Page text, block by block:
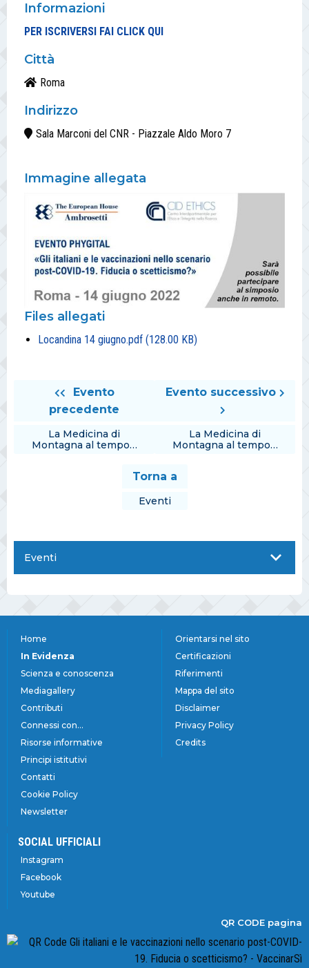
Informazioni
PER ISCRIVERSI FAI CLICK QUI
Città
Roma
Indirizzo
Sala Marconi del CNR - Piazzale Aldo Moro 7
Immagine allegata
Files allegati
Locandina 14 giugno.pdf (128.00 KB)
Evento
precedente
La Medicina di
Montagna al tempo…
Evento successivo
La Medicina di
Montagna al tempo…
Torna a
Eventi
Eventi
Home
In Evidenza
Scienza e conoscenza
Mediagallery
Contributi
Connessi con...
Risorse informative
Principi istitutivi
Contatti
Cookie Policy
Newsletter
Orientarsi nel sito
Certificazioni
Riferimenti
Mappa del sito
Disclaimer
Privacy Policy
Credits
SOCIAL UFFICIALI
Instagram
Facebook
Youtube
QR CODE pagina